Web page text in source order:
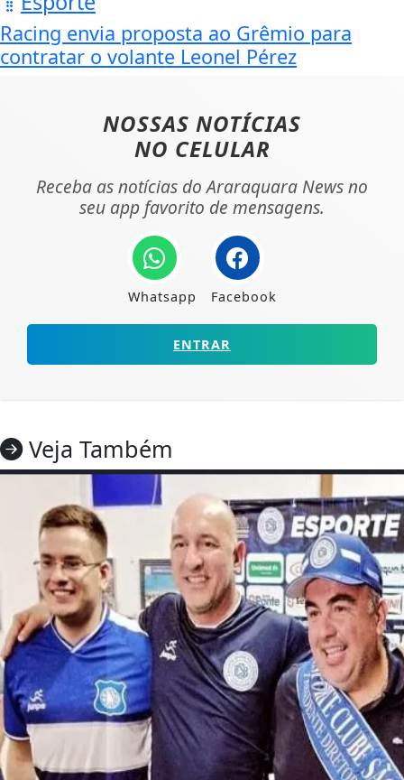
Racing envia proposta ao Grêmio para
contratar o volante Leonel Pérez
NOSSAS NOTÍCIAS
NO CELULAR
Receba as notícias do Araraquara News no
seu app favorito de mensagens.
Whatsapp Facebook
ENTRAR
Veja Também